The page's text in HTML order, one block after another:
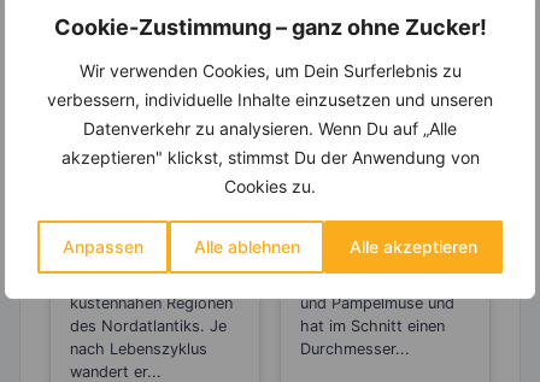
Cookie-Zustimmung – ganz ohne Zucker!
Wir verwenden Cookies, um Dein Surferlebnis zu
verbessern, individuelle Inhalte einzusetzen und unseren
Datenverkehr zu analysieren. Wenn Du auf „Alle
akzeptieren" klickst, stimmst Du der Anwendung von
Cookies zu.
Anpassen Alle ablehnen Alle akzeptieren
LEBENSMITTEL
Lachs – Eine
fantastische
Omega-3-Quelle
Der Atlantische Lachs
lebt in den
küstennahen Regionen
des Nordatlantiks. Je
nach Lebenszyklus
wandert er...
LEBENSMITTEL
Die Grapefruit
fördert den
Fettabbau in der
Leber
Die Grapefruit ist eine
Kreuzung aus Orange
und Pampelmuse und
hat im Schnitt einen
Durchmesser...